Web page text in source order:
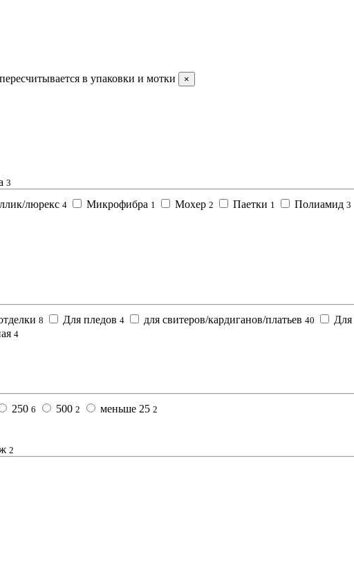
в упаковки и мотки ×
3
люрекс 4 Микрофибра 1 Мохер 2 Паетки 1 Полиамид 3
8 Для пледов 4 для свитеров/кардиганов/платьев 40 Для
4
250 6 500 2 меньше 25 2
2